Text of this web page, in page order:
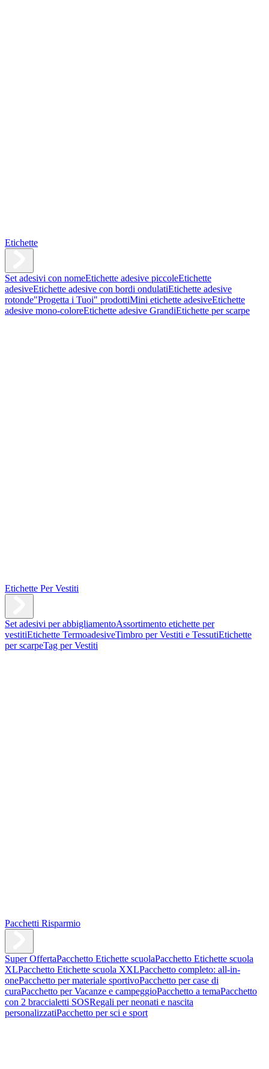
Etichette
Set adesivi con nomeEtichette adesive piccoleEtichette
adesiveEtichette adesive con bordi ondulatiEtichette adesive
rotonde"Progetta i Tuoi" prodottiMini etichette adesiveEtichette
adesive mono-coloreEtichette adesive GrandiEtichette per scarpe
Etichette Per Vestiti
Set adesivi per abbigliamentoAssortimento etichette per
vestitiEtichette TermoadesiveTimbro per Vestiti e TessutiEtichette
per scarpeTag per Vestiti
Pacchetti Risparmio
Super OffertaPacchetto Etichette scuolaPacchetto Etichette scuola
XLPacchetto Etichette scuola XXLPacchetto completo: all-in-
onePacchetto per materiale sportivoPacchetto per case di
curaPacchetto per Vacanze e campeggioPacchetto a temaPacchetto
con 2 braccialetti SOSRegali per neonati e nascita
personalizzatiPacchetto per sci e sport